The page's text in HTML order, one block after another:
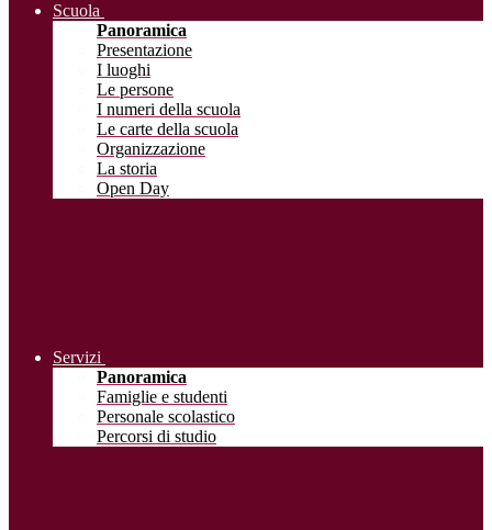
Scuola
Panoramica
Presentazione
I luoghi
Le persone
I numeri della scuola
Le carte della scuola
Organizzazione
La storia
Open Day
Servizi
Panoramica
Famiglie e studenti
Personale scolastico
Percorsi di studio